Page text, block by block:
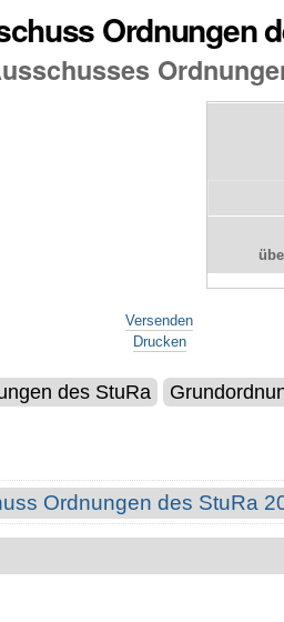
Ordnungen
Versenden
Drucken
des StuRa
Ordnungen des StuRa